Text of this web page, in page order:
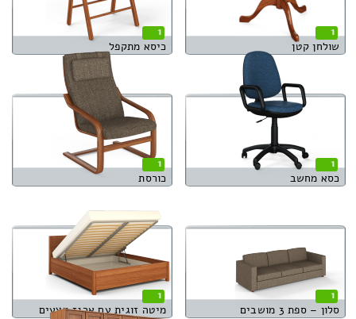
1
שולחן קטן
1
כיסא מתקפל
1
כסא מחשב
1
כורסת
1
סלון – ספת 3 מושבים
1
מיטה זוגית עם ארגז מצעים